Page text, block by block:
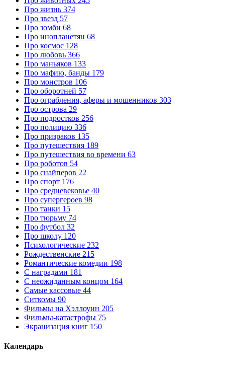
Про жизнь 374
Про звезд 57
Про зомби 68
Про инопланетян 68
Про космос 128
Про любовь 366
Про маньяков 133
Про мафию, банды 179
Про монстров 106
Про оборотней 57
Про ограбления, аферы и мошенников 303
Про острова 29
Про подростков 256
Про полицию 336
Про призраков 135
Про путешествия 189
Про путешествия во времени 63
Про роботов 54
Про снайперов 22
Про спорт 176
Про средневековье 40
Про супергероев 98
Про танки 15
Про тюрьму 74
Про футбол 32
Про школу 120
Психологические 232
Рождественские 215
Романтические комедии 198
С наградами 181
С неожиданным концом 164
Самые кассовые 44
Ситкомы 90
Фильмы на Хэллоуин 205
Фильмы-катастрофы 75
Экранизация книг 150
Календарь